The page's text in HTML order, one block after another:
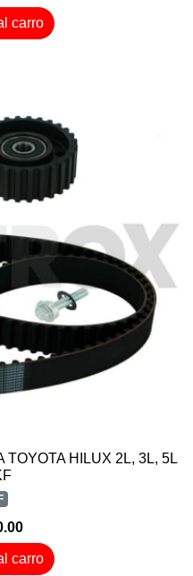
carro
TOYOTA HILUX 2L, 3L, 5L
carro